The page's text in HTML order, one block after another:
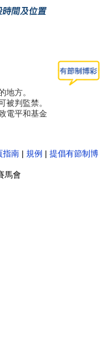
地方。
被判監禁。
電平和基金
指南 | 規例 | 提倡有節制博
馬會